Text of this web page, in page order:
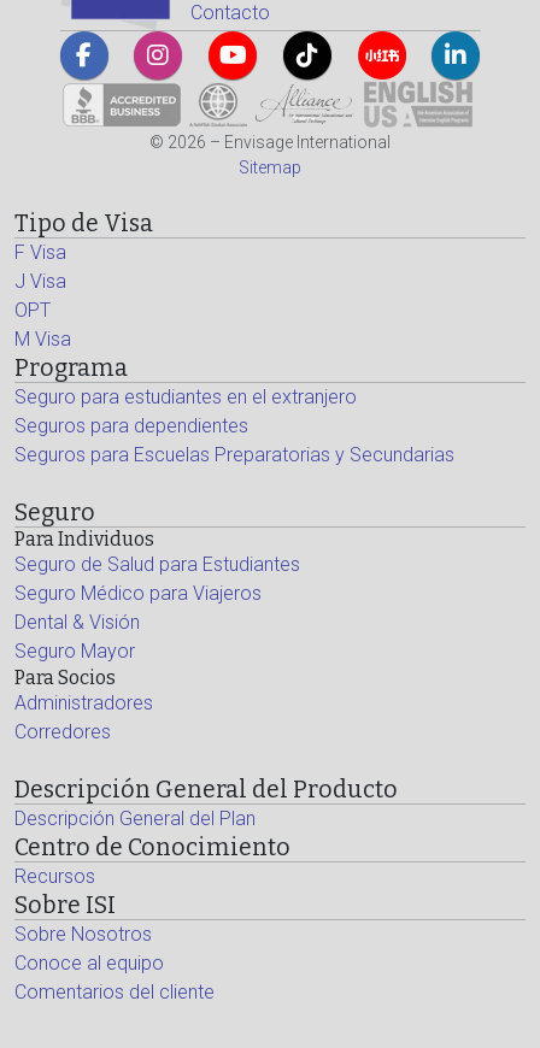
Contacto
© 2026 – Envisage International
Sitemap
Tipo de Visa
F Visa
J Visa
OPT
M Visa
Programa
Seguro para estudiantes en el extranjero
Seguros para dependientes
Seguros para Escuelas Preparatorias y Secundarias
Seguro
Para Individuos
Seguro de Salud para Estudiantes
Seguro Médico para Viajeros
Dental & Visión
Seguro Mayor
Para Socios
Administradores
Corredores
Descripción General del Producto
Descripción General del Plan
Centro de Conocimiento
Recursos
Sobre ISI
Sobre Nosotros
Conoce al equipo
Comentarios del cliente